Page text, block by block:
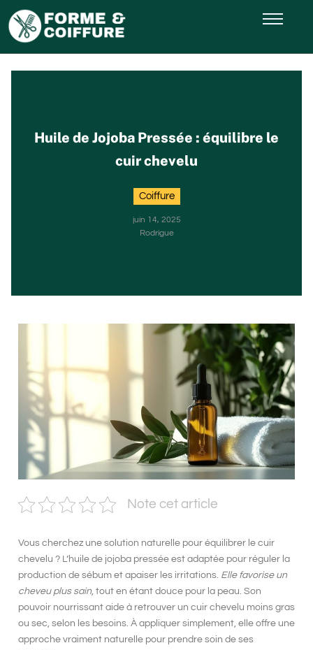
Huile de Jojoba Pressée : équilibre le
cuir chevelu
Coiffure
juin 14, 2025
Rodrigue
Note cet article
Vous cherchez une solution naturelle pour équilibrer le cuir
chevelu ? L’huile de jojoba pressée est adaptée pour réguler la
production de sébum et apaiser les irritations. Elle favorise un
cheveu plus sain, tout en étant douce pour la peau. Son
pouvoir nourrissant aide à retrouver un cuir chevelu moins gras
ou sec, selon les besoins. À appliquer simplement, elle offre une
approche vraiment naturelle pour prendre soin de ses